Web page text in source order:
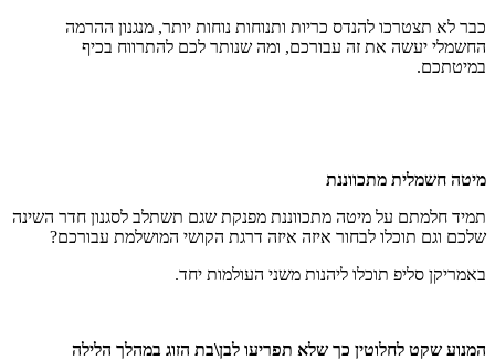
כבר לא תצטרכו להנדס כריות ותנוחות נוחות יותר, מנגנון ההרמה
החשמלי יעשה את זה עבורכם, ומה שנותר לכם להתרווח בכיף
במיטתכם.
מיטה חשמלית מתכווננת
תמיד חלמתם על מיטה מתכווננת מפנקת שגם תשתלב לסגנון חדר השינה
שלכם וגם תוכלו לבחור איזה איזה דרגת הקושי המושלמת עבורכם?
באמריקן סליפ תוכלו ליהנות משני העולמות יחד.
המנוע שקט לחלוטין כך שלא תפריעו לבן\בת הזוג במהלך הלילה